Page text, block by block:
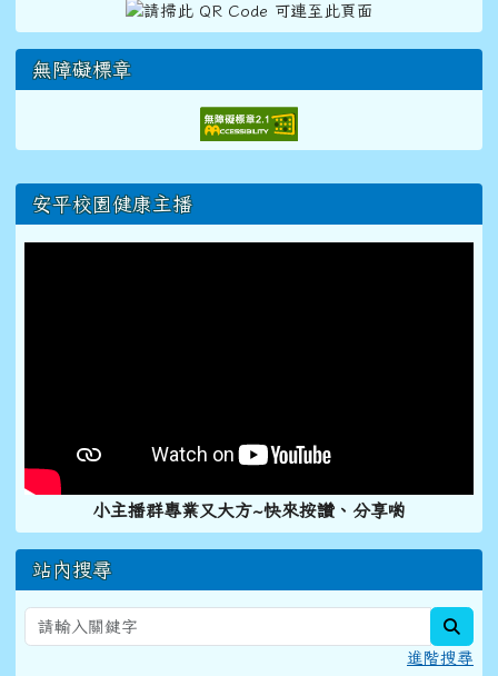
無障礙標章
右邊區域內容
安平校園健康主播
小主播群專業又大方~快來按讚、分享喲
站內搜尋
進階搜尋